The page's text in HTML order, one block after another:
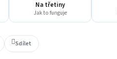
Na třetiny
Jak to funguje
Sdílet